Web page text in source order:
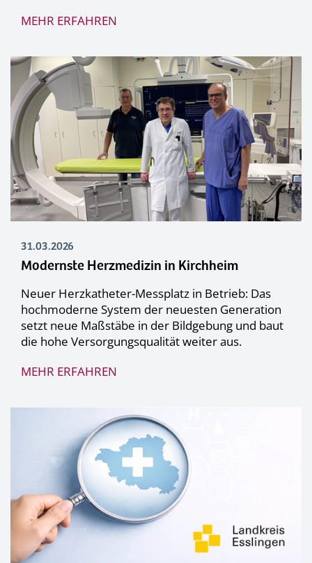
MEHR ERFAHREN
31.03.2026
Modernste Herzmedizin in Kirchheim
Neuer Herzkatheter-Messplatz in Betrieb: Das
hochmoderne System der neuesten Generation
setzt neue Maßstäbe in der Bildgebung und baut
die hohe Versorgungsqualität weiter aus.
MEHR ERFAHREN